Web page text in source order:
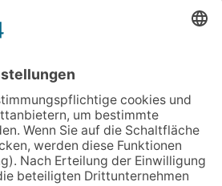
„Rock auf der Burg“ lässt
„Freundschaft, das ist wie
Jürgen Rohrmann setzt auf
Gemeinschaft und Bewährtes
Schulranzen schenken Kindern
einen guten Start